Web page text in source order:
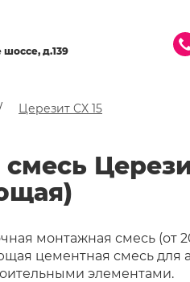
д.139
Церезит CX 15
монтажная смесь (от
цементная смесь для
элементами.